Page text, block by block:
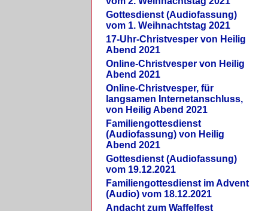
Gottesdienst (Audiofassung)
vom 1. Weihnachtstag 2021
17-Uhr-Christvesper von Heilig
Abend 2021
Online-Christvesper von Heilig
Abend 2021
Online-Christvesper, für
langsamen Internetanschluss,
von Heilig Abend 2021
Familiengottesdienst
(Audiofassung) von Heilig
Abend 2021
Gottesdienst (Audiofassung)
vom 19.12.2021
Familiengottesdienst im Advent
(Audio) vom 18.12.2021
Andacht zum Waffelfest